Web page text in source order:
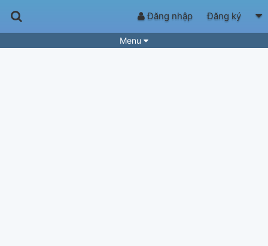
Đăng nhập Đăng ký
Menu